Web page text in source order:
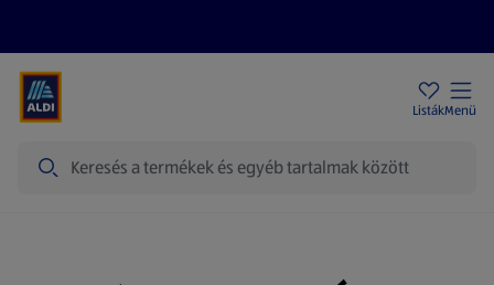
ListákMenü